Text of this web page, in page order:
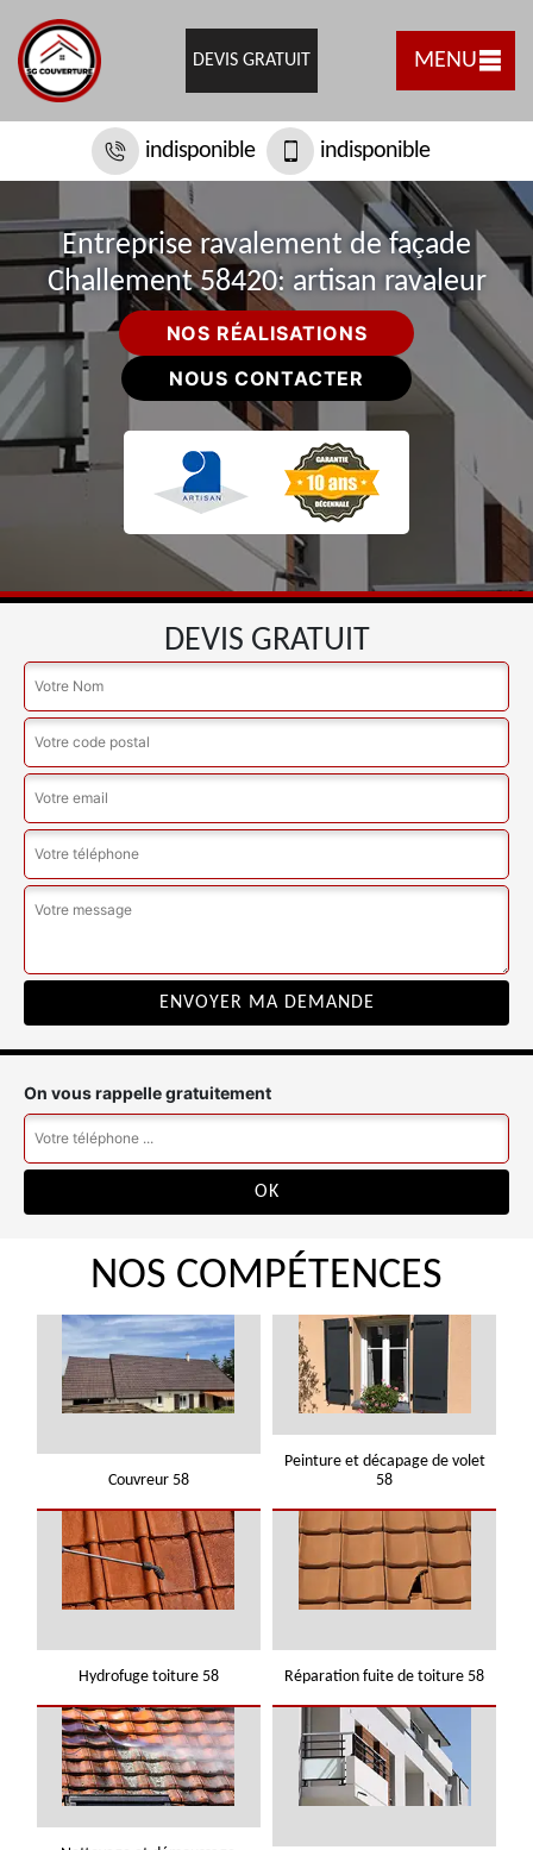
DEVIS GRATUIT MENU
indisponible indisponible
Entreprise ravalement de façade
Challement 58420: artisan ravaleur
NOS RÉALISATIONS
NOUS CONTACTER
DEVIS GRATUIT
On vous rappelle gratuitement
NOS COMPÉTENCES
Couvreur 58
Peinture et décapage de volet
58
Hydrofuge toiture 58 Réparation fuite de toiture 58